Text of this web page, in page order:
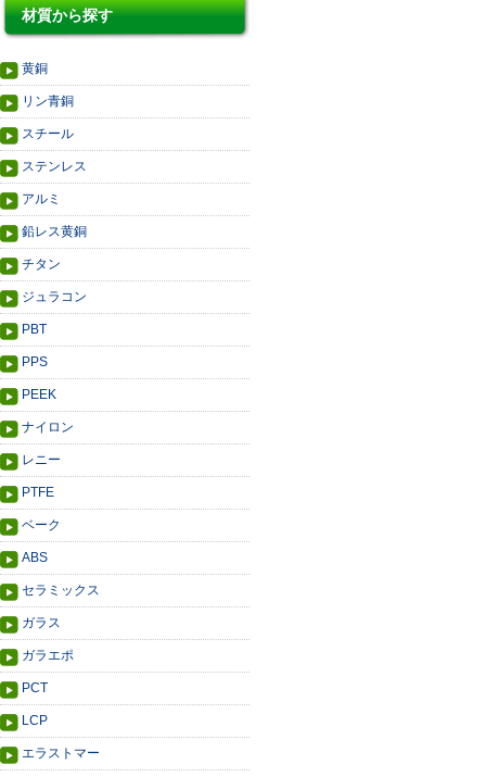
材質から探す
黄銅
リン青銅
スチール
ステンレス
アルミ
鉛レス黄銅
チタン
ジュラコン
PBT
PPS
PEEK
ナイロン
レニー
PTFE
ベーク
ABS
セラミックス
ガラス
ガラエポ
PCT
LCP
エラストマー